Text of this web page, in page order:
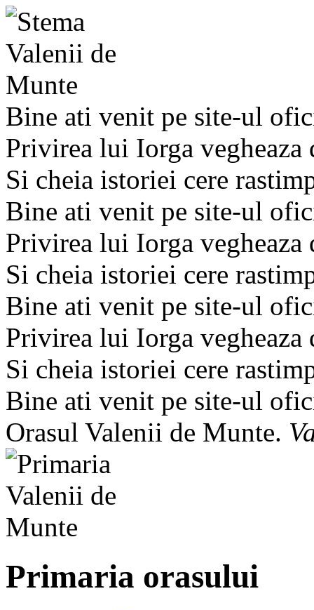
Bine ati venit pe site-ul
Privirea lui Iorga
Si cheia istoriei cere
Bine ati venit pe site-ul
Privirea lui Iorga
Si cheia istoriei cere
Bine ati venit pe site-ul
Privirea lui Iorga
Si cheia istoriei cere
Bine ati venit pe site-ul
Orasul Valenii de Munte.
Primaria orasului